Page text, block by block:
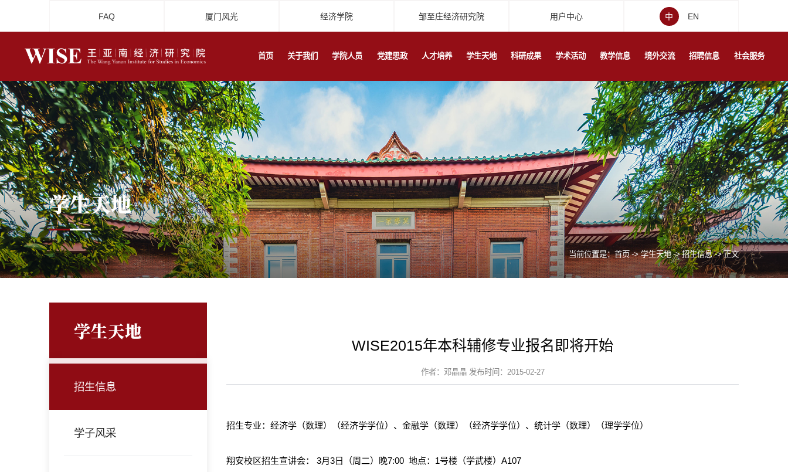
FAQ 厦门风光 经济学院 邹至庄经济研究院 用户中心 中 EN
首页 关于我们 学院人员 党建思政 人才培养 学生天地 科研成果 学术活动 教学信息 境外交流 招聘信息 社会服务
学生天地
当前位置是：首页 -> 学生天地 -> 招生信息 -> 正文
学生天地
招生信息
学子风采
WISE2015年本科辅修专业报名即将开始
作者：邓晶晶 发布时间：2015-02-27
招生专业：经济学（数理）（经济学学位）、金融学（数理）（经济学学位）、统计学（数理）（理学学位）
翔安校区招生宣讲会： 3月3日（周二）晚7:00 地点：1号楼（学武楼）A107